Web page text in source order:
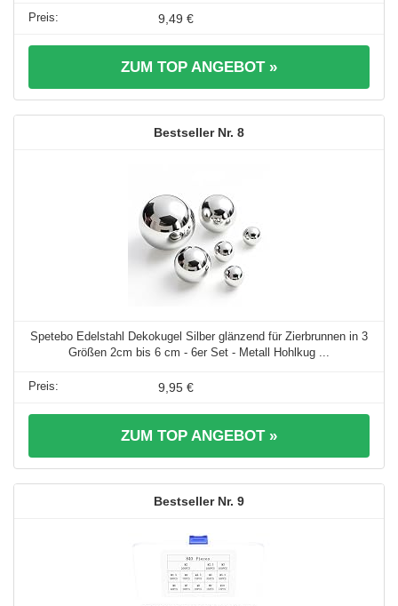
9,49 €
ZUM TOP ANGEBOT »
8
Spetebo Edelstahl Dekokugel Silber glänzend für Zierbrunnen in 3
Größen 2cm bis 6 cm - 6er Set - Metall Hohlkug ...
9,95 €
ZUM TOP ANGEBOT »
9